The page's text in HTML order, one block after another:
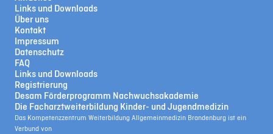
Links und Downloads
Über uns
Kontakt
Impressum
Datenschutz
FAQ
Links und Downloads
Registrierung
Desam Förderprogramm Nachwuchsakademie
Die Facharztweiterbildung Kinder- und Jugendmedizin
Das Kompetenzzentrum Weiterbildung Allgemeinmedizin Brandenburg ist ein
Verbund von